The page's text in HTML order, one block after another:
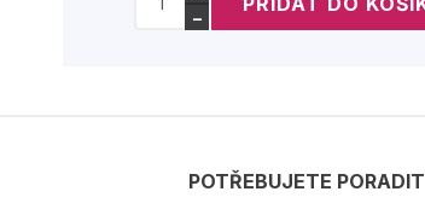
−
POTŘEBUJETE PORADIT